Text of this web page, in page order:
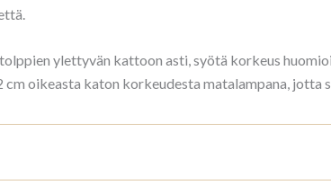
ylettyvän kattoon asti, syötä korkeus
oikeasta katon korkeudesta matalampana, jotta